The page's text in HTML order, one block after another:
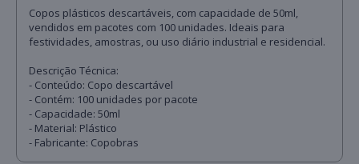
Copos plásticos descartáveis, com capacidade de 50ml,
vendidos em pacotes com 100 unidades. Ideais para
festividades, amostras, ou uso diário industrial e residencial.
Descrição Técnica:
- Conteúdo: Copo descartável
- Contém: 100 unidades por pacote
- Capacidade: 50ml
- Material: Plástico
- Fabricante: Copobras